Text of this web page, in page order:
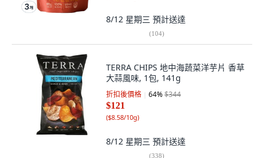
8/12 星期三 預計送達
(104)
TERRA CHIPS 地中海蔬菜洋芋片 香草
大蒜風味, 1包, 141g
折扣後價格 64%$344
$121
($8.58/10g)
8/12 星期三 預計送達
(338)